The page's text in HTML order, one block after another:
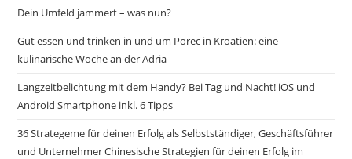
Dein Umfeld jammert – was nun?
Gut essen und trinken in und um Porec in Kroatien: eine
kulinarische Woche an der Adria
Langzeitbelichtung mit dem Handy? Bei Tag und Nacht! iOS und
Android Smartphone inkl. 6 Tipps
36 Strategeme für deinen Erfolg als Selbstständiger, Geschäftsführer
und Unternehmer Chinesische Strategien für deinen Erfolg im